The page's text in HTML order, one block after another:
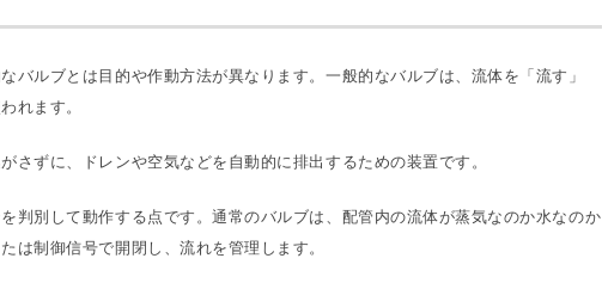
バルブとは目的や作動方法が異なります。一般的なバルブは、流体を「流す」
れます。
さずに、ドレンや空気などを自動的に排出するための装置です。
判別して動作する点です。通常のバルブは、配管内の流体が蒸気なのか水なのか
は制御信号で開閉し、流れを管理します。